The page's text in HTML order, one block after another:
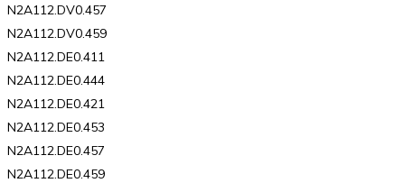
N2A112.DV0.457
N2A112.DV0.459
N2A112.DE0.411
N2A112.DE0.444
N2A112.DE0.421
N2A112.DE0.453
N2A112.DE0.457
N2A112.DE0.459